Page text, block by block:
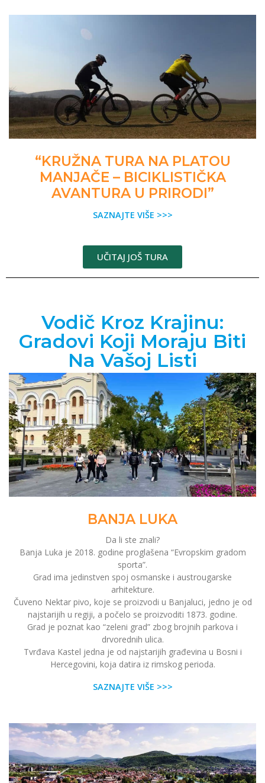
“KRUŽNA TURA NA PLATOU
MANJAČE – BICIKLISTIČKA
AVANTURA U PRIRODI”
SAZNAJTE VIŠE >>>
UČITAJ JOŠ TURA
Vodič Kroz Krajinu:
Gradovi Koji Moraju Biti
Na Vašoj Listi
BANJA LUKA
Da li ste znali?
Banja Luka je 2018. godine proglašena “Evropskim gradom
sporta”.
Grad ima jedinstven spoj osmanske i austrougarske
arhitekture.
Čuveno Nektar pivo, koje se proizvodi u Banjaluci, jedno je od
najstarijih u regiji, a počelo se proizvoditi 1873. godine.
Grad je poznat kao “zeleni grad” zbog brojnih parkova i
drvorednih ulica.
Tvrđava Kastel jedna je od najstarijih građevina u Bosni i
Hercegovini, koja datira iz rimskog perioda.
SAZNAJTE VIŠE >>>